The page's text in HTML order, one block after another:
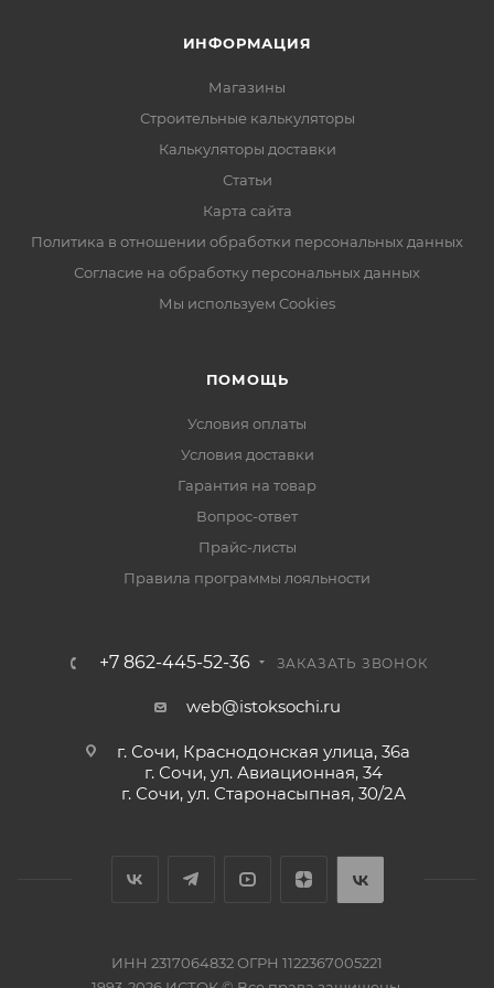
ИНФОРМАЦИЯ
Магазины
Строительные калькуляторы
Калькуляторы доставки
Статьи
Карта сайта
Политика в отношении обработки персональных данных
Согласие на обработку персональных данных
Мы используем Cookies
ПОМОЩЬ
Условия оплаты
Условия доставки
Гарантия на товар
Вопрос-ответ
Прайс-листы
Правила программы лояльности
+7 862-445-52-36 ЗАКАЗАТЬ ЗВОНОК
web@istoksochi.ru
г. Сочи, Краснодонская улица, 36а
г. Сочи, ул. Авиационная, 34
г. Сочи, ул. Старонасыпная, 30/2А
ИНН 2317064832 ОГРН 1122367005221